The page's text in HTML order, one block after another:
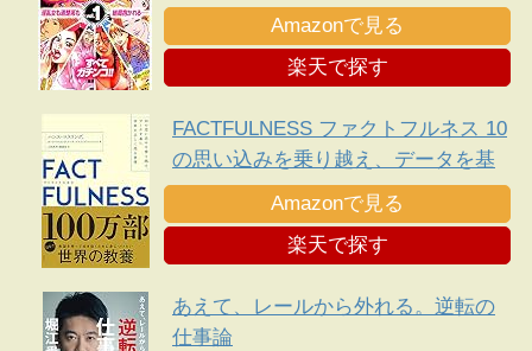
系も結局抱かれる・・★平日イオン
のフードコートでヤンママたちがナ
ンパ待ちしている★裏モノＪＡＰＡ
Amazonで見る
楽天で探す
FACTFULNESS ファクトフルネス 10
の思い込みを乗り越え、データを基
に世界を正しく見る習慣
Amazonで見る
楽天で探す
あえて、レールから外れる。逆転の
仕事論